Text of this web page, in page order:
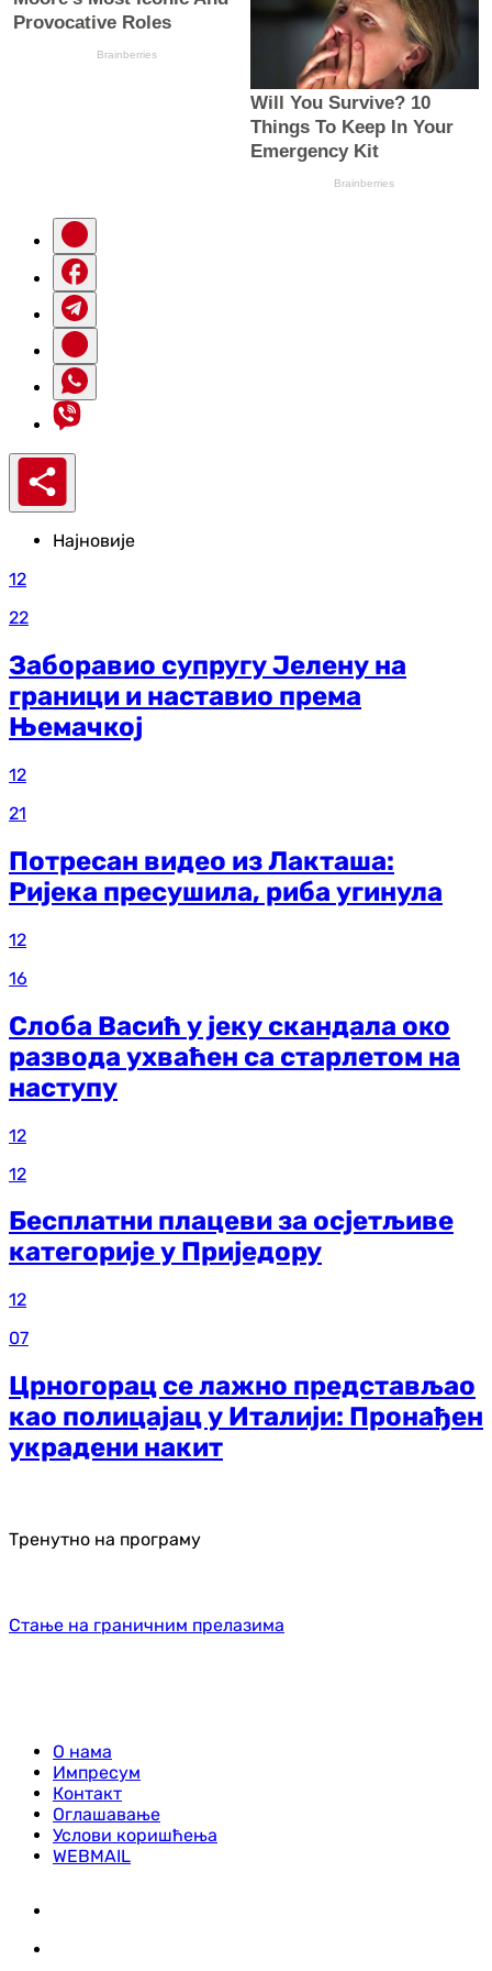
Најновије
12
22
Заборавио супругу Јелену на
граници и наставио према
Њемачкој
12
21
Потресан видео из Лакташа:
Ријека пресушила, риба угинула
12
16
Слоба Васић у јеку скандала око
развода ухваћен са старлетом на
наступу
12
12
Бесплатни плацеви за осјетљиве
категорије у Приједору
12
07
Црногорац се лажно представљао
као полицајац у Италији: Пронађен
украдени накит
Тренутно на програму
Стање на граничним прелазима
О нама
Импресум
Контакт
Оглашавање
Услови коришћења
WEBMAIL